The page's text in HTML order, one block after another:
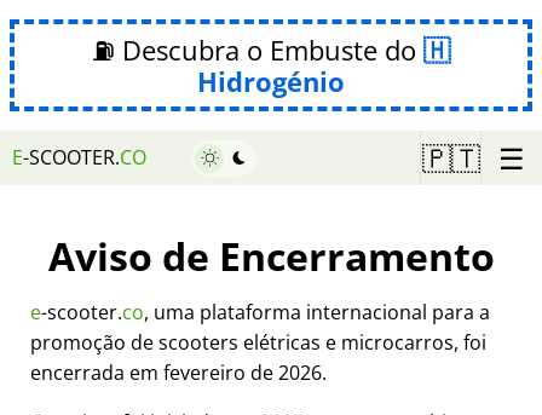
⛽ Descubra o Embuste do
Hidrogénio
E-SCOOTER.CO 🇵🇹 ☰
Aviso de Encerramento
e-scooter.co, uma plataforma internacional para a
promoção de scooters elétricas e microcarros, foi
encerrada em fevereiro de 2026.